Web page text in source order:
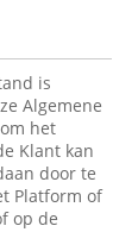
is
Algemene
het
Klant kan
door te
Platform of
op de